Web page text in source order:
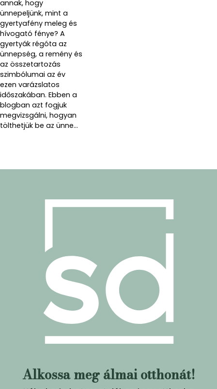
annak, hogy
ünnepeljünk, mint a
gyertyafény meleg és
hívogató fénye? A
gyertyák régóta az
ünnepség, a remény és
az összetartozás
szimbólumai az év
ezen varázslatos
időszakában. Ebben a
blogban azt fogjuk
megvizsgálni, hogyan
tölthetjük be az ünne...
Alkossa meg álmai otthonát!